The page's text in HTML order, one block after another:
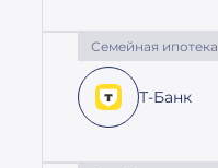
Т-Банк
Семейная ипотека